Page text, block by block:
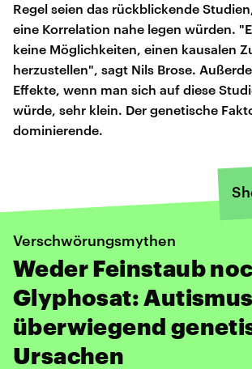
Regel seien das rückblickende
eine Korrelation nahe legen würden.
keine Möglichkeiten, einen kausalen
herzustellen", sagt Nils Brose.
Effekte, wenn man sich auf diese
würde, sehr klein. Der genetische
dominierende.
Verschwörungsmythen
Weder Feinstaub
Glyphosat:
überwiegend
Ursachen